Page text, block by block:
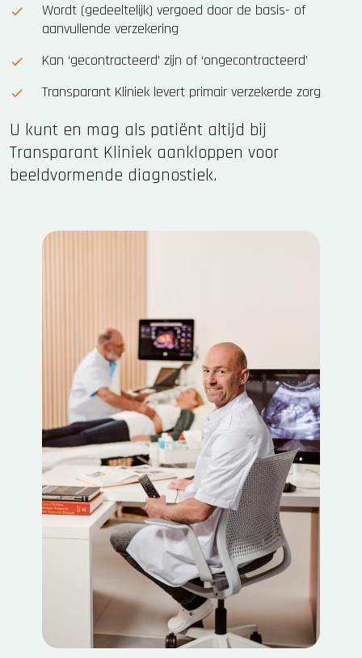
Wordt (gedeeltelijk) vergoed door de basis- of
aanvullende verzekering
Kan ‘gecontracteerd’ zijn of ‘ongecontracteerd’
Transparant Kliniek levert primair verzekerde zorg
U kunt en mag als patiënt altijd bij
Transparant Kliniek aankloppen voor
beeldvormende diagnostiek.